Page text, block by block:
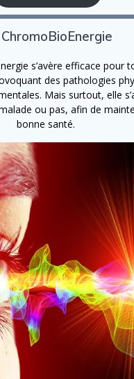
s’avère efficace pour
des pathologies
Mais surtout, elle
ou pas, afin de
bonne santé.